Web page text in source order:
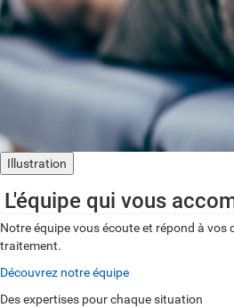
Illustration
L'équipe qui vous
Notre équipe vous écoute et répond à
traitement.
Découvrez notre équipe
Des expertises pour chaque situation